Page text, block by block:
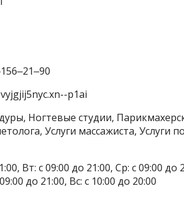
p1ai
Ногтевые студии,
Услуги массажиста, Услуги
Вт: с 09:00 до 21:00, Ср: с 09:00 до
до 21:00, Вс: с 10:00 до 20:00